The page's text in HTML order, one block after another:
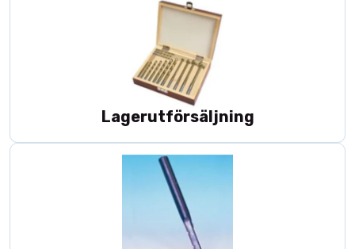
Håll utkik regelbundet – nya fynd kan dyka upp när som helst.
Lagerutförsäljning